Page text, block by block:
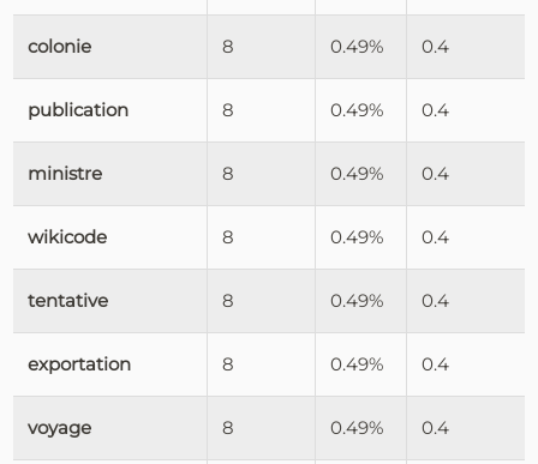
colonie 8 0.49% 0.4
publication 8 0.49% 0.4
ministre 8 0.49% 0.4
wikicode 8 0.49% 0.4
tentative 8 0.49% 0.4
exportation 8 0.49% 0.4
voyage 8 0.49% 0.4